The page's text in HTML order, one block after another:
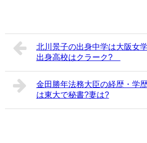
北川景子の出身中学は大阪女
出身高校はクラーク?
金田勝年法務大臣の経歴・学
は東大で秘書?妻は?